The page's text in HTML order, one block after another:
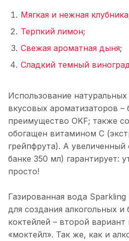
Мягкая и нежная клубника
Терпкий лимон;
Свежая ароматная дыня;
Сладкий темный
Использование
вкусовых ароматизаторов –
преимущество OKF; также
обогащен витамином С
грейпфрута). А
банке 350 мл) гарантирует:
просто!
Газированная вода
для создания алкогольных и
коктейлей – второй вариант
«моктейл». Так же, как и